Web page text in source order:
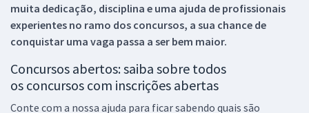
muita dedicação, disciplina e uma ajuda de profissionais
experientes no ramo dos concursos, a sua chance de
conquistar uma vaga passa a ser bem maior.
Concursos abertos: saiba sobre todos
os concursos com inscrições abertas
Conte com a nossa ajuda para ficar sabendo quais são